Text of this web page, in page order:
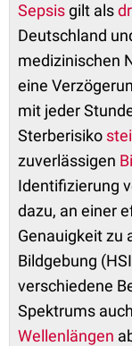
Sepsisgilt als
Deutschland
medizinischen
eine
mit jeder
Sterberisiko
zuverlässigen
Identifizierung
dazu, an einer
Genauigkeit zu
Bildgebung
verschiedene
Spektrums
Wellenlängen